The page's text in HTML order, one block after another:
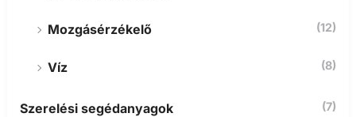
Mozgásérzékelő (12)
Víz (8)
Szerelési segédanyagok (7)